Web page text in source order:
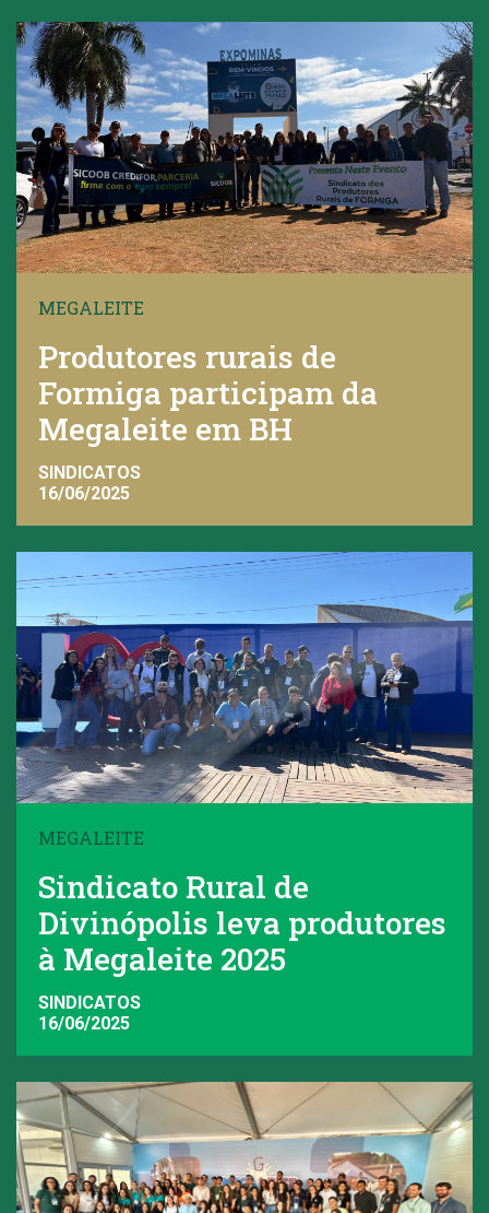
MEGALEITE
Produtores rurais de
Formiga participam da
Megaleite em BH
SINDICATOS
16/06/2025
MEGALEITE
Sindicato Rural de
Divinópolis leva produtores
à Megaleite 2025
SINDICATOS
16/06/2025